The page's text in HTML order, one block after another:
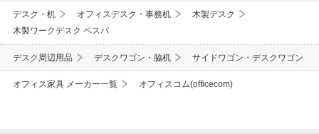
デスク・机 オフィスデスク・事務机
木製デスク
木製ワークデスク ペスパ
デスク周辺用品 デスクワゴン・脇机 サイドワゴン・デスクワゴン
オフィス家具 メーカー一覧 オフィスコム(officecom)